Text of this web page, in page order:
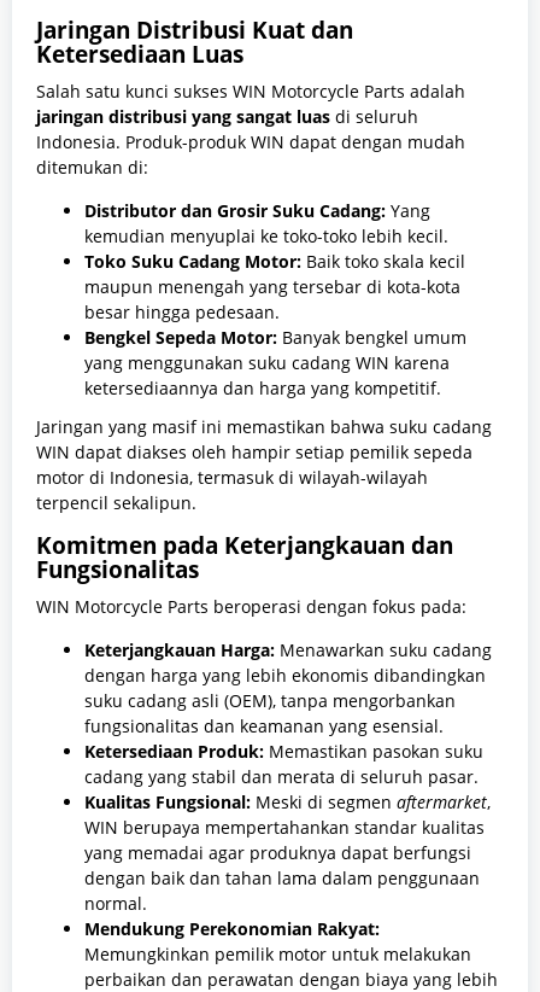
Jaringan Distribusi Kuat dan
Ketersediaan Luas
Salah satu kunci sukses WIN Motorcycle Parts adalah
jaringan distribusi yang sangat luas di seluruh
Indonesia. Produk-produk WIN dapat dengan mudah
ditemukan di:
Distributor dan Grosir Suku Cadang: Yang
kemudian menyuplai ke toko-toko lebih kecil.
Toko Suku Cadang Motor: Baik toko skala kecil
maupun menengah yang tersebar di kota-kota
besar hingga pedesaan.
Bengkel Sepeda Motor: Banyak bengkel umum
yang menggunakan suku cadang WIN karena
ketersediaannya dan harga yang kompetitif.
Jaringan yang masif ini memastikan bahwa suku cadang
WIN dapat diakses oleh hampir setiap pemilik sepeda
motor di Indonesia, termasuk di wilayah-wilayah
terpencil sekalipun.
Komitmen pada Keterjangkauan dan
Fungsionalitas
WIN Motorcycle Parts beroperasi dengan fokus pada:
Keterjangkauan Harga: Menawarkan suku cadang
dengan harga yang lebih ekonomis dibandingkan
suku cadang asli (OEM), tanpa mengorbankan
fungsionalitas dan keamanan yang esensial.
Ketersediaan Produk: Memastikan pasokan suku
cadang yang stabil dan merata di seluruh pasar.
Kualitas Fungsional: Meski di segmen aftermarket,
WIN berupaya mempertahankan standar kualitas
yang memadai agar produknya dapat berfungsi
dengan baik dan tahan lama dalam penggunaan
normal.
Mendukung Perekonomian Rakyat:
Memungkinkan pemilik motor untuk melakukan
perbaikan dan perawatan dengan biaya yang lebih